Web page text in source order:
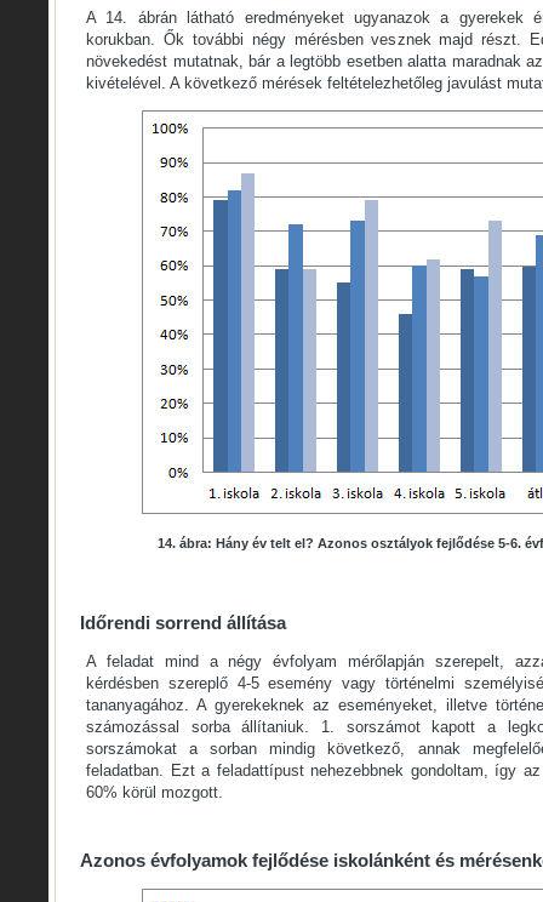
A 14. ábrán látható eredményeket ugyanazok a
korukban. Ők további négy mérésben vesznek majd részt.
növekedést mutatnak, bár a legtöbb esetben alatta maradnak
kivételével. A következő mérések feltételezhetőleg javulást
14. ábra: Hány év telt el? Azonos osztályok fejlődése 5-6.
Időrendi sorrend állítása
A feladat mind a négy évfolyam mérőlapján szerepelt,
kérdésben szereplő 4-5 esemény vagy történelmi
tananyagához. A gyerekeknek az eseményeket, illetve
számozással sorba állítaniuk. 1. sorszámot kapott a
sorszámokat a sorban mindig következő, annak
feladatban. Ezt a feladattípust nehezebbnek gondoltam, így
60% körül mozgott.
Azonos évfolyamok fejlődése iskolánként és